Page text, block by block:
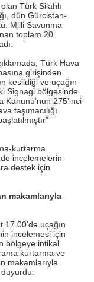
Türk Silahlı
dün Gürcistan-
Milli Savunma
toplam 20
Türk Hava
girişinden
kesildiği ve uçağın
Signagi bölgesinde
Kanunu’nun 275’inci
taşımacılığı
kurtarma
incelemelerin
destek için
makamlarıyla
17.00'de uçağın
incelemesi için
bölgeye intikal
kurtarma ve
makamlarıyla